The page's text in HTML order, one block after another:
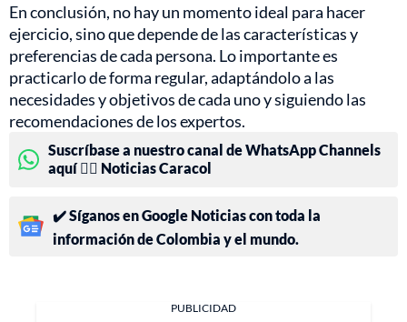
En conclusión, no hay un momento ideal para hacer
ejercicio, sino que depende de las características y
preferencias de cada persona. Lo importante es
practicarlo de forma regular, adaptándolo a las
necesidades y objetivos de cada uno y siguiendo las
recomendaciones de los expertos.
Suscríbase a nuestro canal de WhatsApp Channels
aquí 👉🏻 Noticias Caracol
✔️ Síganos en Google Noticias con toda la
información de Colombia y el mundo.
PUBLICIDAD